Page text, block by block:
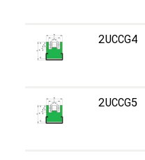
2UCCG4
2UCCG5